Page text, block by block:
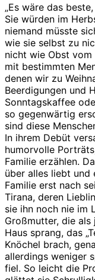
„Es wäre das
Sie würden im
niemand müsste
wie sie selbst zu
nicht wie Obst vom
mit bestimmten
denen wir zu
Beerdigungen und
Sonntagskaffee
so gegenwärtig
sind diese
In ihrem Debüt
humorvolle
Familie erzählen.
über alles liebt und
Familie erst nach
Tirana, deren
sie ihn noch nie im
Großmutter, die als
Haus sprang, das
Knöchel brach,
allerdings weniger
fiel. So leicht die